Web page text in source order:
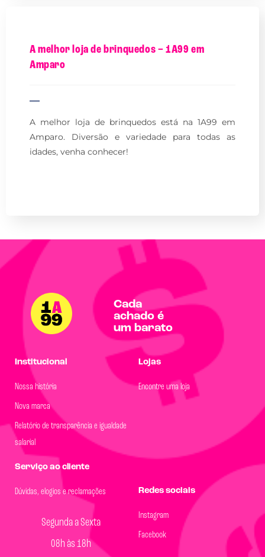
A melhor loja de brinquedos – 1A99 em
Amparo
A melhor loja de brinquedos está na 1A99 em
Amparo. Diversão e variedade para todas as
idades, venha conhecer!
Cada
achado é
um barato
Institucional
Nossa história
Nova marca
Relatório de transparência e igualdade
salarial
Lojas
Encontre uma loja
Serviço ao cliente
Dúvidas, elogios e reclamações
Segunda a Sexta
08h às 18h
Redes sociais
Instagram
Facebook